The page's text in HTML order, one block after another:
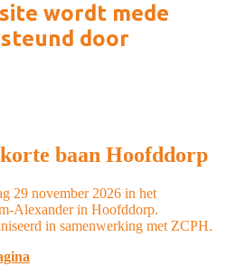
wordt mede
door
baan Hoofddorp
29 november 2026 in het
Alexander in Hoofddorp.
in samenwerking met ZCPH.